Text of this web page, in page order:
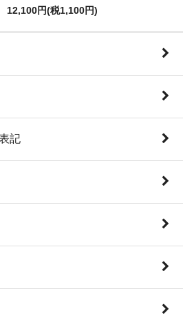
12,100円(税1,100円)
記